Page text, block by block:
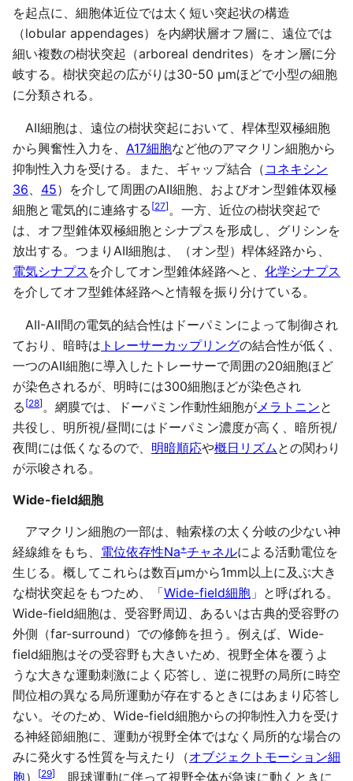
を起点に、細胞体近位では太く短い突起状の構造
（lobular appendages）を内網状層オフ層に、遠位では
細い複数の樹状突起（arboreal dendrites）をオン層に分
岐する。樹状突起の広がりは30-50 µmほどで小型の細胞
に分類される。
AII細胞は、遠位の樹状突起において、桿体型双極細胞
から興奮性入力を、 A17細胞など他のアマクリン細胞から
抑制性入力を受ける。また、ギャップ結合（ コネキシン
36
45）を介して周囲のAII細胞、およびオン型錐体双極
細胞と電気的に連絡する [27] 。一方、近位の樹状突起で
は、オフ型錐体双極細胞とシナプスを形成し、グリシンを
放出する。つまりAII細胞は、（オン型）桿体経路から、
電気シナプス を介してオン型錐体経路へと、 化学シナプス
を介してオフ型錐体経路へと情報を振り分けている。
AII-AII間の電気的結合性はドーパミンによって制御され
ており、暗時は トレーサーカップリングの結合性が低く、
一つのAII細胞に導入したトレーサーで周囲の20細胞ほど
が染色されるが、明時には300細胞ほどが染色され
る [28] 。網膜では、ドーパミン作動性細胞が メラトニンと
共役し、明所視/昼間にはドーパミン濃度が高く、暗所視/
夜間には低くなるので、 明暗順応や概日リズム との関わり
が示唆される。
Wide-field細胞
アマクリン細胞の一部は、軸索様の太く分岐の少ない神
経線維をもち、 電位依存性Na+チャネルによる活動電位を
生じる。概してこれらは数百µmから1mm以上に及ぶ大き
な樹状突起をもつため、「Wide-field細胞 」と呼ばれる。
Wide-field細胞は、受容野周辺、あるいは古典的受容野の
外側（far-surround）での修飾を担う。例えば、Wide-
field細胞はその受容野も大きいため、視野全体を覆うよ
うな大きな運動刺激によく応答し、逆に視野の局所に時空
間位相の異なる局所運動が存在するときにはあまり応答し
ない。そのため、Wide-field細胞からの抑制性入力を受け
る神経節細胞に、運動が視野全体ではなく局所的な場合の
みに発火する性質を与えたり（オブジェクトモーション細
胞） [29] 、眼球運動に伴って視野全体が急速に動くときに